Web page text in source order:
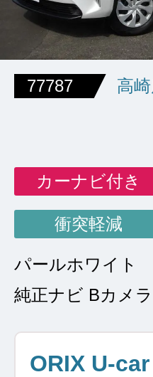
77787 高
カーナビ付き
衝突軽減
パールホワイト
純正ナビ Bカメ
ORIX U-